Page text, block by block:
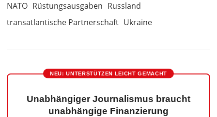
NATO Rüstungsausgaben Russland
transatlantische Partnerschaft Ukraine
NEU: UNTERSTÜTZEN LEICHT GEMACHT
Unabhängiger Journalismus braucht
unabhängige Finanzierung